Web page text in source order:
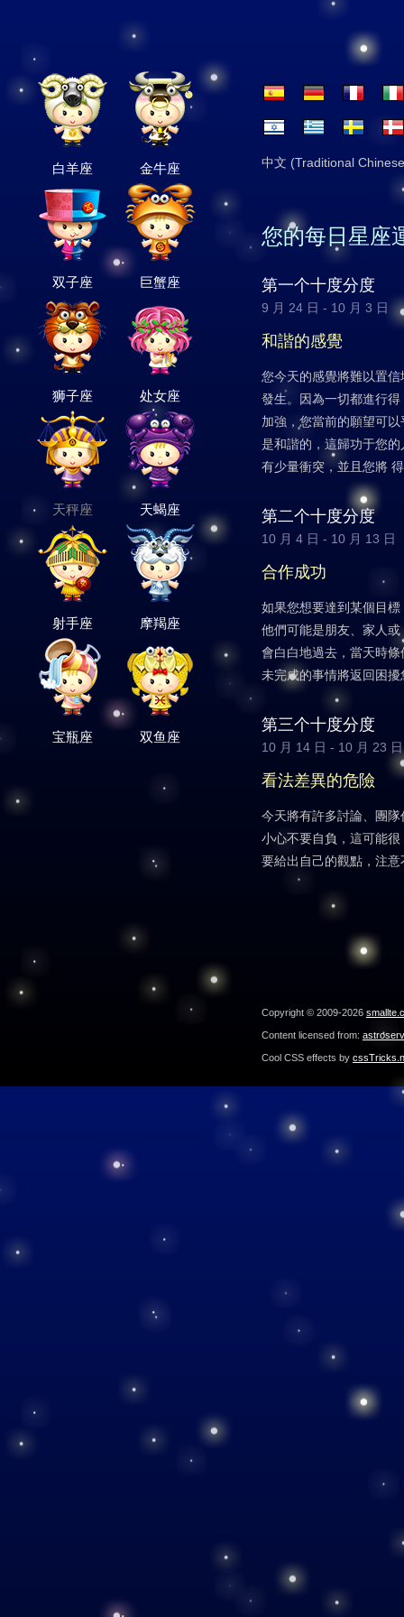
白羊座 金牛座
双子座 巨蟹座
狮子座 处女座
天秤座 天蝎座
射手座 摩羯座
宝瓶座 双鱼座
中文 (Traditional
您的每日星座
第一个十度分度
9 月 24 日 - 10 月 3 日
和諧的感覺
您今天的感覺將難以置
發生。因為一切都進行
加強，您當前的願望可
是和諧的，這歸功于您
有少量衝突，並且您將
第二个十度分度
10 月 4 日 - 10 月 13 日
合作成功
如果您想要達到某個目
他們可能是朋友、家人
會白白地過去，當天時
未完成的事情將返回困擾
第三个十度分度
10 月 14 日 - 10 月 23 日
看法差異的危險
今天將有許多討論、團
小心不要自負，這可能
要給出自己的觀點，注
Copyright © 2009-2026
Content licensed from:
Cool CSS effects by